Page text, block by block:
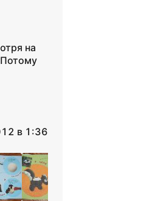
на
в 1:36